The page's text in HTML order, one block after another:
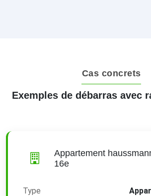
Cas concrets
Exemples de débarras avec
Appartement
16e
Type